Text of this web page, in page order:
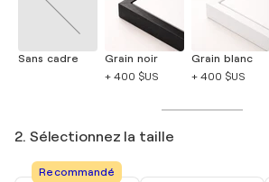
Sans cadre
Grain noir
+ 400 $US
Grain blanc
+ 400 $US
2. Sélectionnez la taille
Recommandé